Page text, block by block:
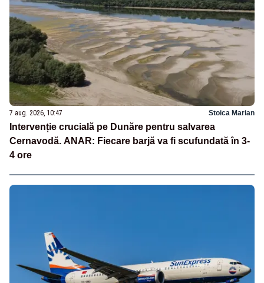
7 aug. 2026, 10:47 Stoica Marian
Intervenție crucială pe Dunăre pentru salvarea
Cernavodă. ANAR: Fiecare barjă va fi scufundată în 3-
4 ore